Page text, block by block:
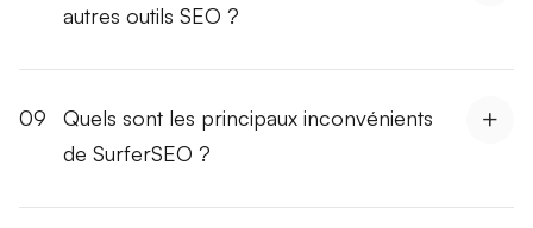
autres outils SEO ?
09
Quels sont les principaux inconvénients
de SurferSEO ?